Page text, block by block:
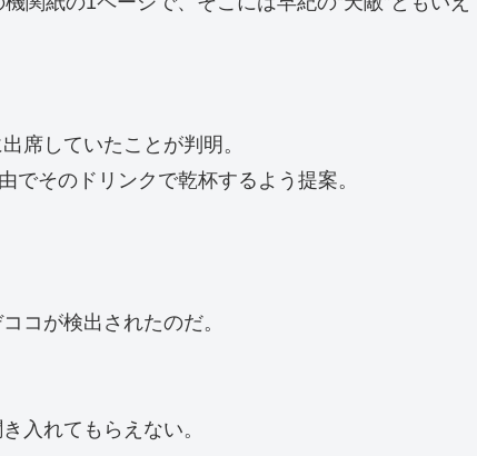
席していたことが判明。
そのドリンクで乾杯するよう提案。
コが検出されたのだ。
入れてもらえない。